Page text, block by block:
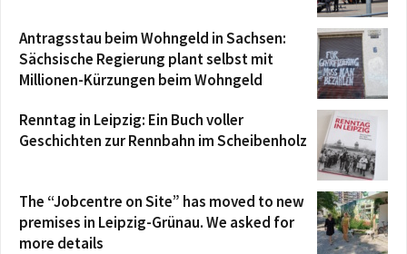
Antragsstau beim Wohngeld in Sachsen:
Sächsische Regierung plant selbst mit
Millionen-Kürzungen beim Wohngeld
Renntag in Leipzig: Ein Buch voller
Geschichten zur Rennbahn im Scheibenholz
The “Jobcentre on Site” has moved to new
premises in Leipzig-Grünau. We asked for
more details